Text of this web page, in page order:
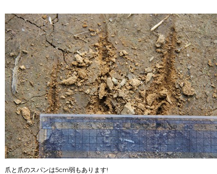
爪と爪のスパンは5cm弱もあります!